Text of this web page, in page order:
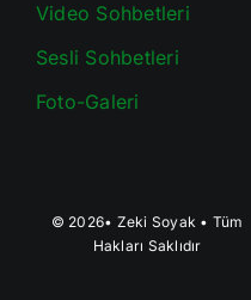
Video Sohbetleri
Sesli Sohbetleri
Foto-Galeri
© 2026• Zeki Soyak • Tüm
Hakları Saklıdır